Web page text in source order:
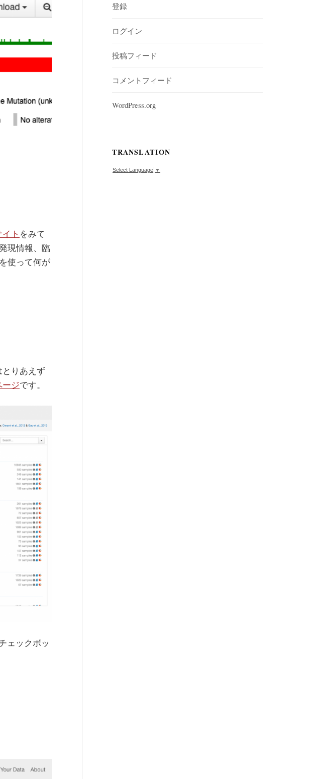
ト をみて
現情報、臨
使って何が
りあえず
ージです。
ェックボッ
登録
ログイン
投稿フィード
コメントフィード
WordPress.org
TRANSLATION
Select Language ▼